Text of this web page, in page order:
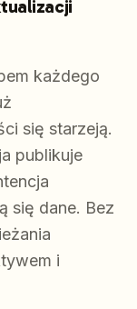
każdego
się starzeją.
publikuje
się dane. Bez
i